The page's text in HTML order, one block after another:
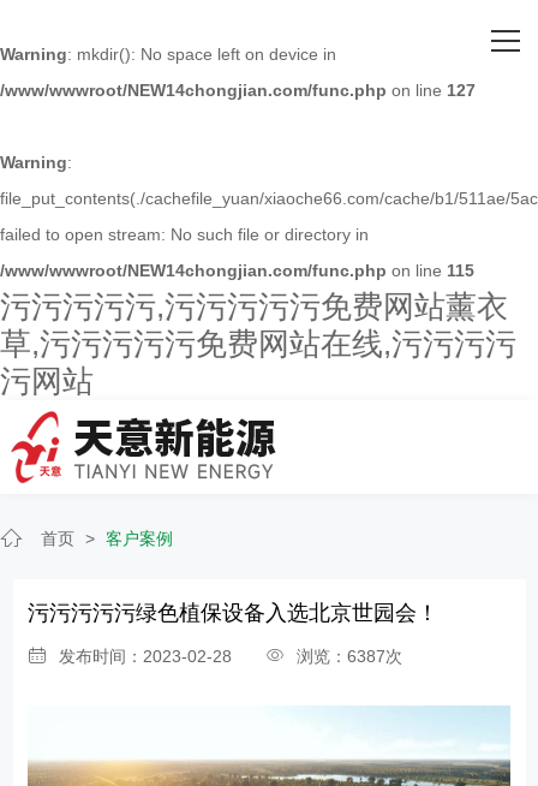
Warning: mkdir(): No space left on device in
/www/wwwroot/NEW14chongjian.com/func.php on line 127
Warning:
file_put_contents(./cachefile_yuan/xiaoche66.com/cache/b1/511ae/
failed to open stream: No such file or directory in
/www/wwwroot/NEW14chongjian.com/func.php on line 115
污污污污污,污污污污污免费网站薰衣
草,污污污污污免费网站在线,污污污污
污网站
关于污污污污污
主营产品
人才招聘
新闻资讯
联系污污污污污
首页 > 客户案例
污污污污污绿色植保设备入选北京世园会！
发布时间：2023-02-28 浏览：6387次